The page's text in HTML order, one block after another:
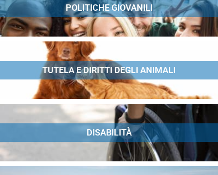
POLITICHE GIOVANILI
TUTELA E DIRITTI DEGLI ANIMALI
DISABILITÀ